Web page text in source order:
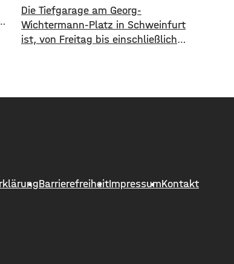
Die Tiefgarage am Georg-
Wichtermann-Platz in Schweinfurt
ist, von Freitag bis einschließlich
steht während der Sperrung weder
BarrierefreiheitImpressumKontakt